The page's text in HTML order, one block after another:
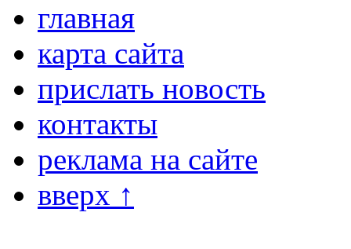
главная
карта сайта
прислать новость
контакты
реклама на сайте
вверх ↑